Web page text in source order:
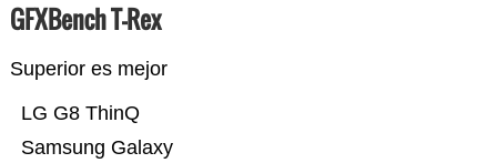
GFXBench T-Rex
Superior es mejor
Samsung Galaxy
LG G8 ThinQ